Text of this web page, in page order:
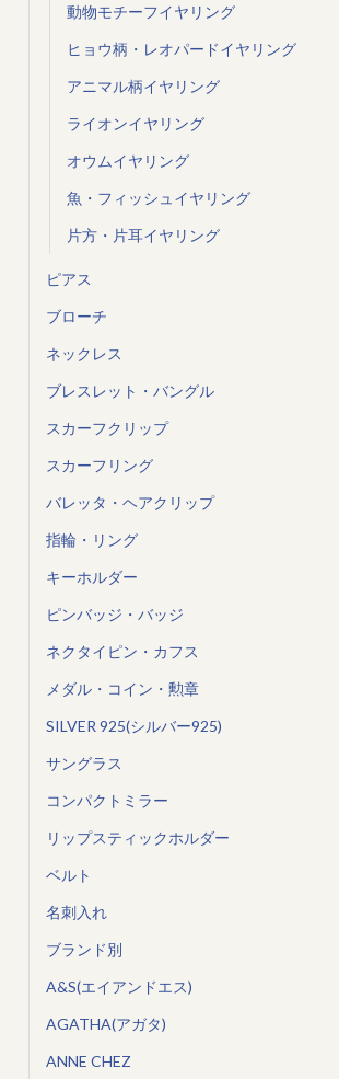
動物モチーフイヤリング
ヒョウ柄・レオパードイヤリング
アニマル柄イヤリング
ライオンイヤリング
オウムイヤリング
魚・フィッシュイヤリング
片方・片耳イヤリング
ピアス
ブローチ
ネックレス
ブレスレット・バングル
スカーフクリップ
スカーフリング
バレッタ・ヘアクリップ
指輪・リング
キーホルダー
ピンバッジ・バッジ
ネクタイピン・カフス
メダル・コイン・勲章
SILVER 925(シルバー925)
サングラス
コンパクトミラー
リップスティックホルダー
ベルト
名刺入れ
ブランド別
A&S(エイアンドエス)
AGATHA(アガタ)
ANNE CHEZ